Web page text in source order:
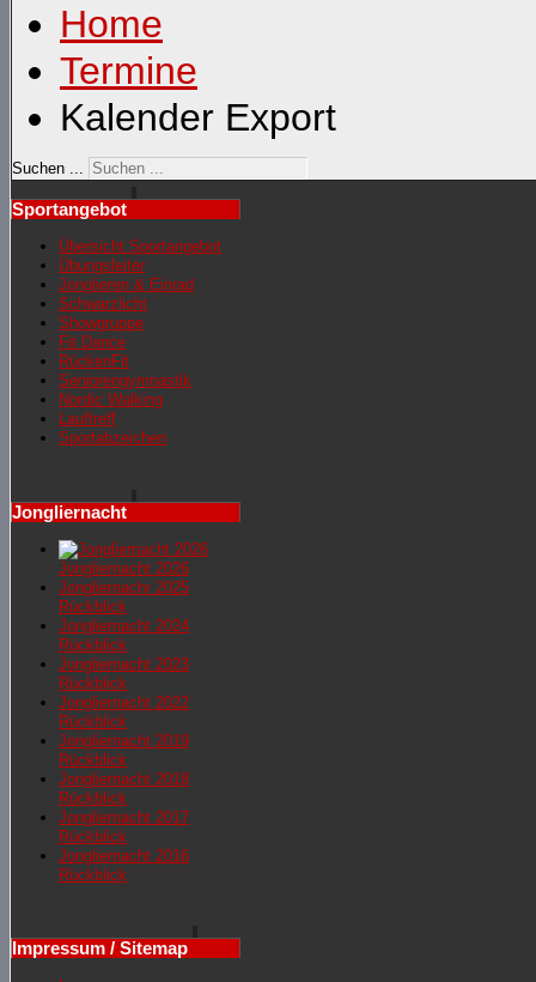
Home
Termine
Kalender Export
Suchen ...
Sportangebot
Übersicht Sportangebot
Übungsleiter
Jonglieren & Einrad
Schwarzlicht
Showgruppe
Fit Dance
RückenFit
Seniorengymnastik
Nordic Walking
Lauftreff
Sportabzeichen
Jongliernacht
Jongliernacht 2026
Jongliernachr 2025
Rückblick
Jongliernacht 2024
Rückblick
Jongliernacht 2023
Rückblick
Jongliernacht 2022
Rückblick
Jongliernacht 2019
Rückblick
Jongliernacht 2018
Rückblick
Jongliernacht 2017
Rückblick
Jongliernacht 2016
Rückblick
Impressum / Sitemap